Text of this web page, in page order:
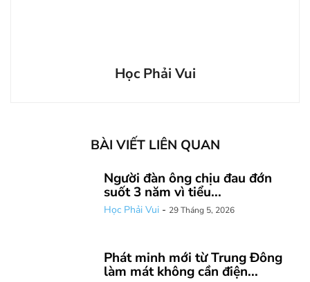
Học Phải Vui
BÀI VIẾT LIÊN QUAN
Người đàn ông chịu đau đớn
suốt 3 năm vì tiểu...
Học Phải Vui - 29 Tháng 5, 2026
Phát minh mới từ Trung Đông
làm mát không cần điện...